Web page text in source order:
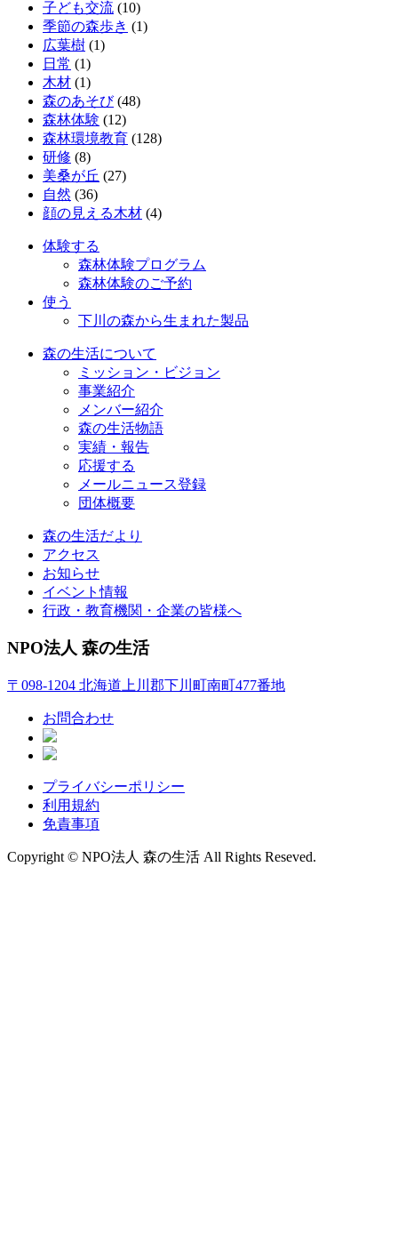
子ども交流 (10)
季節の森歩き (1)
広葉樹 (1)
日常 (1)
木材 (1)
森のあそび(48)
森林体験 (12)
森林環境教育 (128)
研修 (8)
美桑が丘 (27)
自然 (36)
顔の見える木材 (4)
体験する
森林体験プログラム
森林体験のご予約
使う
下川の森から生まれた製品
森の生活について
ミッション・ビジョン
事業紹介
メンバー紹介
森の生活物語
実績・報告
応援する
メールニュース登録
団体概要
森の生活だより
アクセス
お知らせ
イベント情報
行政・教育機関・企業の皆様へ
NPO法人 森の生活
〒098-1204 北海道上川郡下川町南町477番地
お問合わせ
プライバシーポリシー
利用規約
免責事項
Copyright © NPO法人 森の生活 All Rights Reseved.